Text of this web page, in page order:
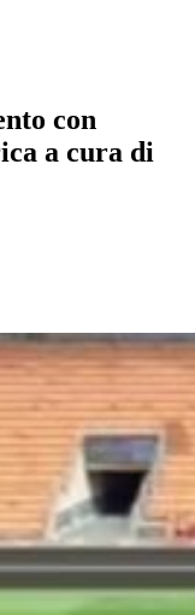
con
a cura di